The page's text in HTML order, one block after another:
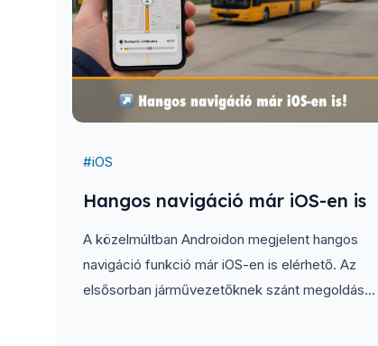
#iOS
Hangos navigáció már iOS-en is
A közelmúltban Androidon megjelent hangos
navigáció funkció már iOS-en is elérhető. Az
elsősorban járművezetőknek szánt megoldás